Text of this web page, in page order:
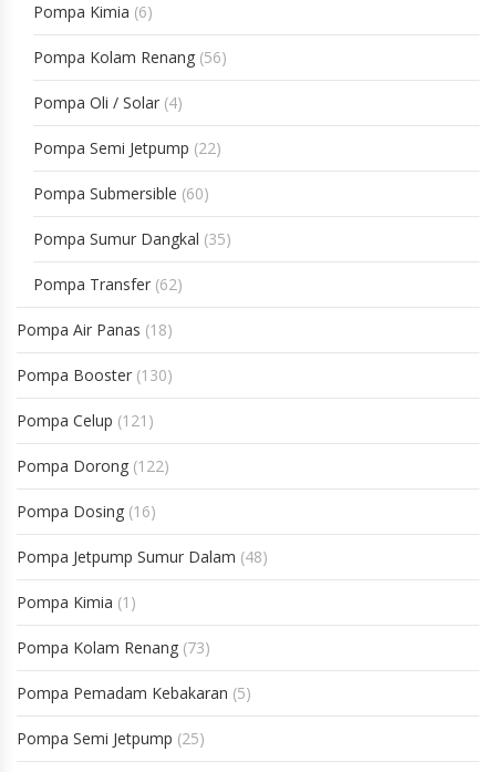
Pompa Kimia (6)
Pompa Kolam Renang (56)
Pompa Oli / Solar (4)
Pompa Semi Jetpump (22)
Pompa Submersible (60)
Pompa Sumur Dangkal (35)
Pompa Transfer (62)
Pompa Air Panas (18)
Pompa Booster (130)
Pompa Celup (121)
Pompa Dorong (122)
Pompa Dosing (16)
Pompa Jetpump Sumur Dalam (48)
Pompa Kimia (1)
Pompa Kolam Renang (73)
Pompa Pemadam Kebakaran (5)
Pompa Semi Jetpump (25)